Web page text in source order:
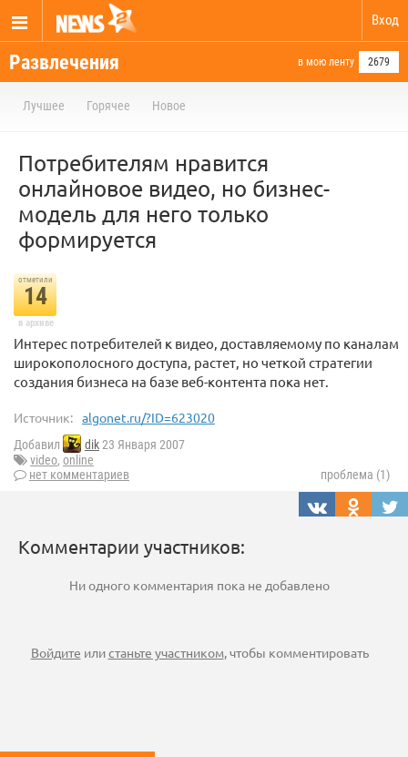
Вход
Развлечения в мою ленту 2679
Лучшее Горячее Новое
Потребителям нравится
онлайновое видео, но бизнес-
модель для него только
формируется
отметили
14
в архиве
Интерес потребителей к видео, доставляемому по каналам
широкополосного доступа, растет, но четкой стратегии
создания бизнеса на базе веб-контента пока нет.
Источник: algonet.ru/?ID=623020
Добавил dik23 Января 2007
video, online
нет комментариев
проблема (1)
Комментарии участников:
Ни одного комментария пока не добавлено
Войдите илистаньте участником, чтобы комментировать